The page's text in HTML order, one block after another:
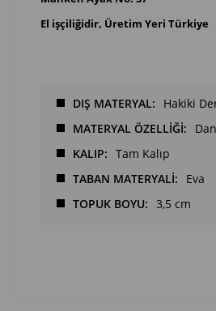
El işçiliğidir, Üretim Yeri Türkiye
DIŞ MATERYAL
Hakiki
MATERYAL ÖZELLİĞİ
KALIP
Tam Kalıp
TABAN MATERYALİ
Eva
TOPUK BOYU
3,5 cm